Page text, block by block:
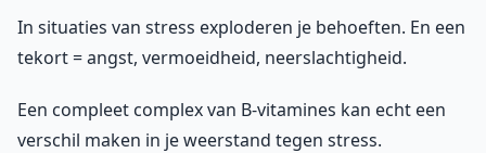
In situaties van stress exploderen je behoeften. En een
tekort = angst, vermoeidheid, neerslachtigheid.
Een compleet complex van B-vitamines kan echt een
verschil maken in je weerstand tegen stress.